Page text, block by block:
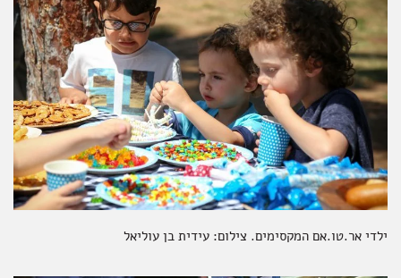
ילדי אר.טו.אם המקסימים. צילום: עידית בן עוליאל